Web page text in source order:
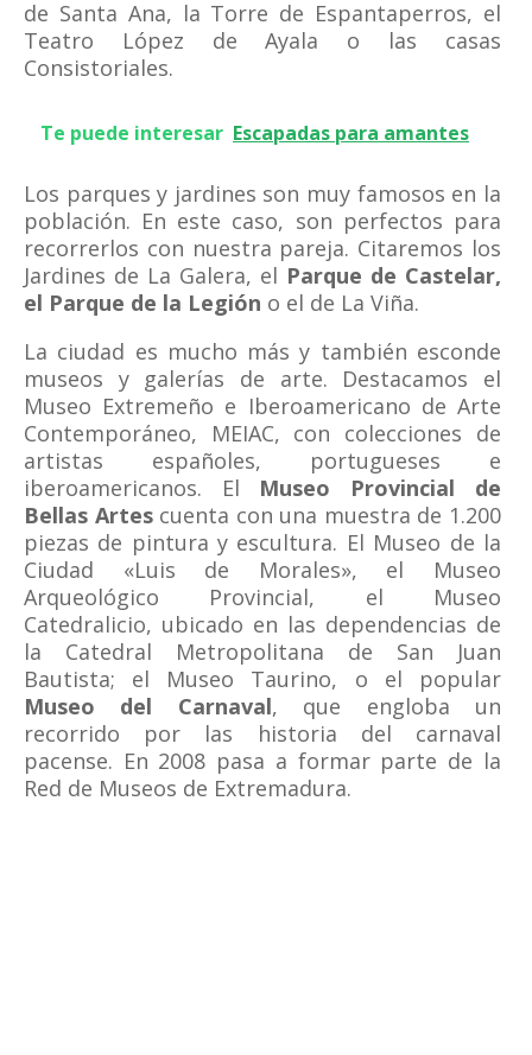
de Santa Ana, la Torre de Espantaperros, el
Teatro López de Ayala o las casas
Consistoriales.
Te puede interesar Escapadas para amantes
Los parques y jardines son muy famosos en la
población. En este caso, son perfectos para
recorrerlos con nuestra pareja. Citaremos los
Jardines de La Galera, el Parque de Castelar,
el Parque de la Legión o el de La Viña.
La ciudad es mucho más y también esconde
museos y galerías de arte. Destacamos el
Museo Extremeño e Iberoamericano de Arte
Contemporáneo, MEIAC, con colecciones de
artistas españoles, portugueses e
iberoamericanos. El Museo Provincial de
Bellas Artescuenta con una muestra de 1.200
piezas de pintura y escultura. El Museo de la
Ciudad «Luis de Morales», el Museo
Arqueológico Provincial, el Museo
Catedralicio, ubicado en las dependencias de
la Catedral Metropolitana de San Juan
Bautista; el Museo Taurino, o el popular
Museo del Carnaval, que engloba un
recorrido por las historia del carnaval
pacense. En 2008 pasa a formar parte de la
Red de Museos de Extremadura.